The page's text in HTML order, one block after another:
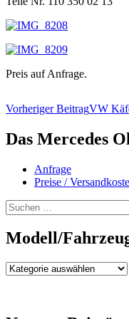
Preis auf Anfrage.
Vorheriger BeitragVW
Das Mercedes
Anfrage
Preise /
Suchen
nach:
Modell/
Modell/Fahrzeugtyp